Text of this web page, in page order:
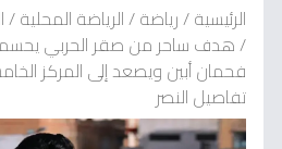
الرئيسية/رياضة/الرياضة المحلية/
/هدف ساحر من صقر الحربي
فحمان أبين ويصعد إلى المركز
تفاصيل النصر